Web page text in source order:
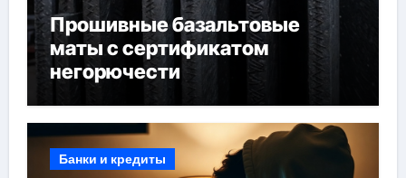
Прошивные базальтовые
маты с сертификатом
негорючести
Банки и кредиты